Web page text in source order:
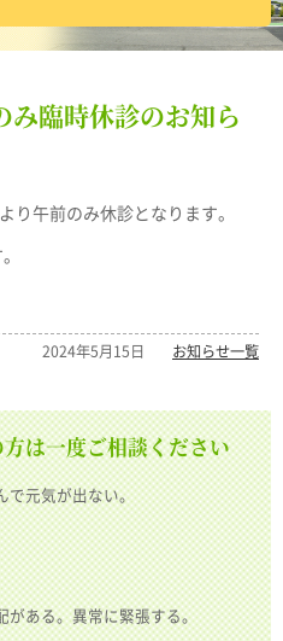
臨時休診のお知ら
り午前のみ休診となります。
2024年5月15日 お知らせ一覧
は一度ご相談ください
で元気が出ない。
がある。異常に緊張する。